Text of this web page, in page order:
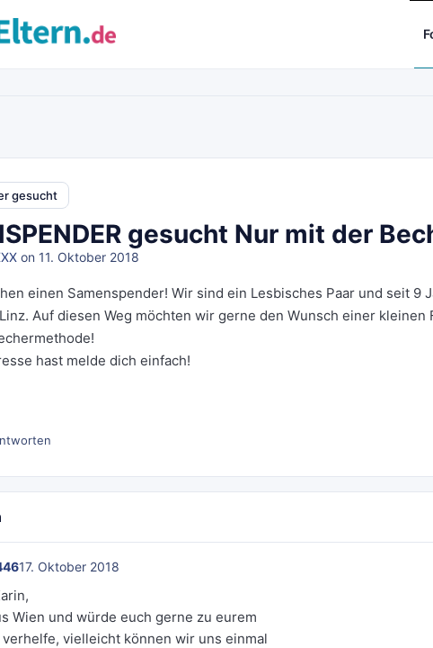
gesucht
gesucht Nur mit der
on 11. Oktober 2018
einen Samenspender! Wir sind ein Lesbisches Paar und seit 9
Auf diesen Weg möchten wir gerne den Wunsch einer kleinen
hast melde dich einfach!
17. Oktober 2018
Wien und würde euch gerne zu eurem
verhelfe, vielleicht können wir uns einmal